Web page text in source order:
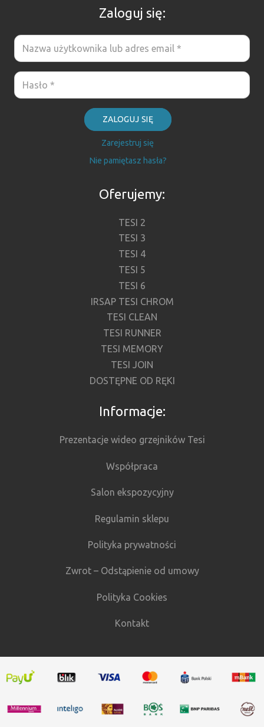
Zaloguj się:
ZALOGUJ SIĘ
Zarejestruj się
Nie pamiętasz hasła?
Oferujemy:
TESI 2
TESI 3
TESI 4
TESI 5
TESI 6
IRSAP TESI CHROM
TESI CLEAN
TESI RUNNER
TESI MEMORY
TESI JOIN
DOSTĘPNE OD RĘKI
Informacje:
Prezentacje wideo grzejników Tesi
Współpraca
Salon ekspozycyjny
Regulamin sklepu
Polityka prywatności
Zwrot – Odstąpienie od umowy
Polityka Cookies
Kontakt